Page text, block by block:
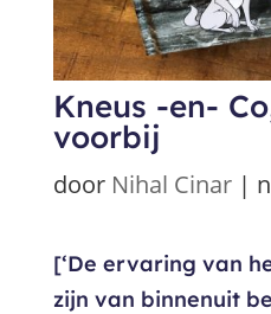
Kneus -en-
voorbij
door Nihal Cinar|
[‘De ervaring van
zijn van binnenuit